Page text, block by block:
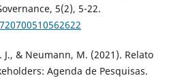
5(2), 5-22.
J., & Neumann, M. (2021). Relato
Agenda de Pesquisas.